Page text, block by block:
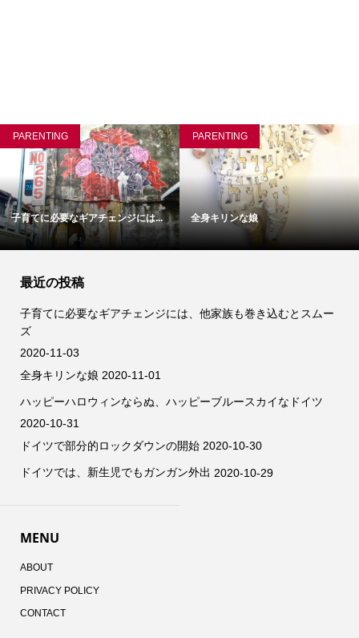
PARENTING
子育てに必要なギアチェンジには...
PARENTING
全身キリンな娘
最近の投稿
子育てに必要なギアチェンジには、他家族も巻き込むとスムー
ズ
2020-11-03
全身キリンな娘 2020-11-01
ハッピーハロウィンならぬ、ハッピーブルースカイなドイツ
2020-10-31
ドイツで部分的ロックダウンの開始 2020-10-30
ドイツでは、新生児でもガンガン外出 2020-10-29
MENU
ABOUT
PRIVACY POLICY
CONTACT